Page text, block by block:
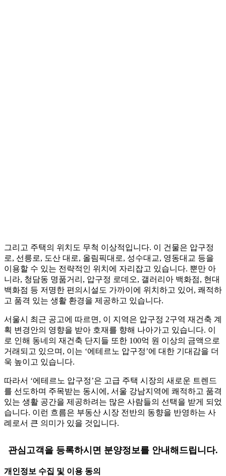
그리고 주택의 위치도 무척 이상적입니다. 이 건물은 압구정
로, 선릉로, 도산 대로, 올림픽대로, 성수대교, 영동대교 등을
이용할 수 있는 전략적인 위치에 자리잡고 있습니다. 뿐만 아
니라, 청담동 명품거리, 압구정 로데오, 갤러리아 백화점, 현대
백화점 등 저명한 편의시설도 가까이에 위치하고 있어, 쾌적하
고 품격 있는 생활 환경을 제공하고 있습니다.
서울시 최근 공고에 따르면, 이 지역은 압구정 2구역 재건축 계
획 변경안의 영향을 받아 호재를 향해 나아가고 있습니다. 이
로 인해 동네의 재건축 단지들 또한 100억 원 이상의 금액으로
거래되고 있으며, 이는 ‘에테르노 압구정’에 대한 기대감을 더
욱 높이고 있습니다.
따라서 ‘에테르노 압구정’은 고급 주택 시장의 새로운 트렌드
를 선도하며 주목받는 동시에, 서울 강남지역에 쾌적하고 품격
있는 생활 공간을 제공하려는 많은 사람들의 선택을 받게 되었
습니다. 이런 흐름은 부동산 시장 전반의 동향을 반영하는 사
례로서 큰 의미가 있을 것입니다.
관심고객을 등록하시면 분양정보를 안내해드립니다.
개인정보 수집 및 이용 동의